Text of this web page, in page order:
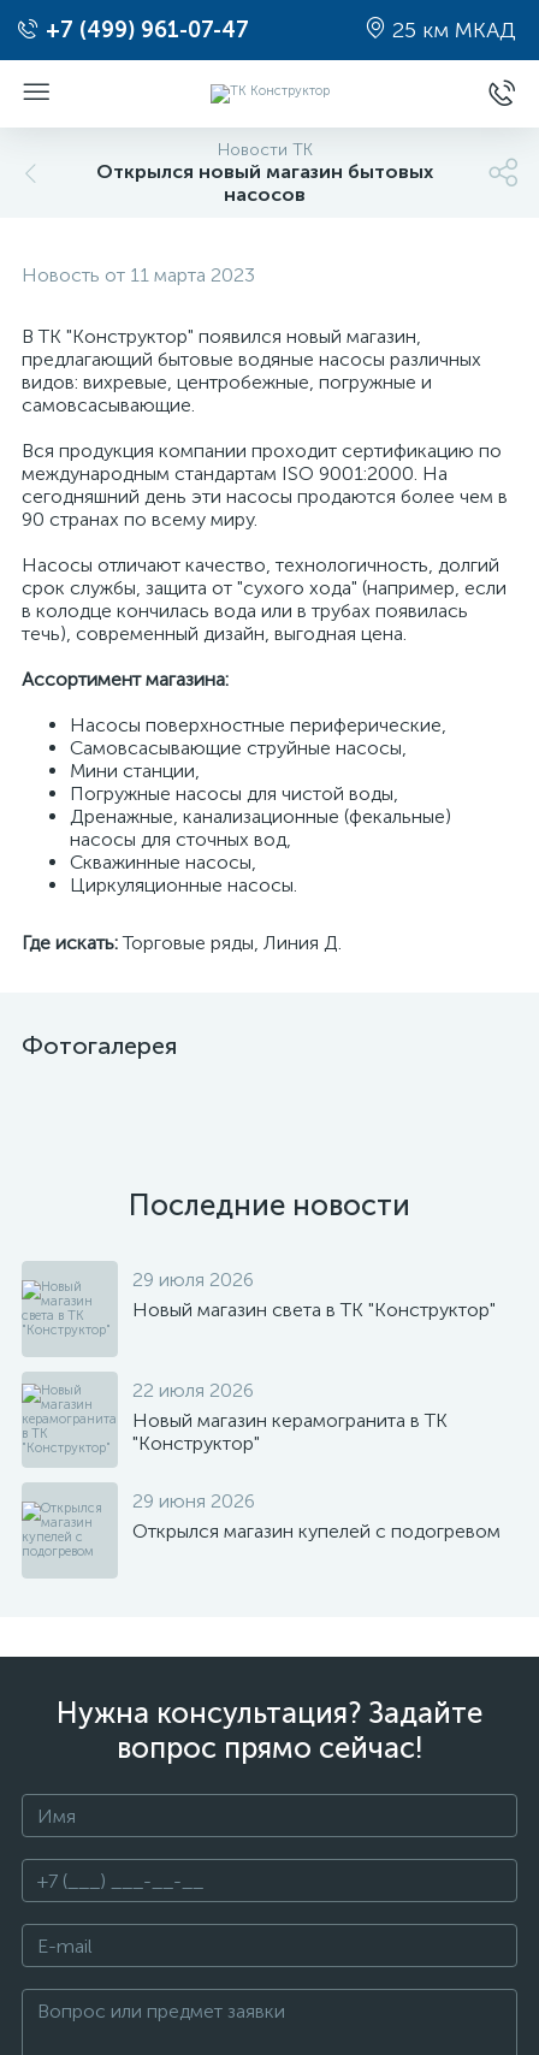
+7 (499) 961-07-47 25 км МКАД
Новости ТК
Открылся новый магазин бытовых
насосов
Новость от 11 марта 2023
В ТК "Конструктор" появился новый магазин,
предлагающий бытовые водяные насосы различных
видов: вихревые, центробежные, погружные и
самовсасывающие.
Вся продукция компании проходит сертификацию по
международным стандартам ISO 9001:2000. На
сегодняшний день эти насосы продаются более чем в
90 странах по всему миру.
Насосы отличают качество, технологичность, долгий
срок службы, защита от "сухого хода" (например, если
в колодце кончилась вода или в трубах появилась
течь), современный дизайн, выгодная цена.
Ассортимент магазина:
Насосы поверхностные периферические,
Самовсасывающие струйные насосы,
Мини станции,
Погружные насосы для чистой воды,
Дренажные, канализационные (фекальные)
насосы для сточных вод,
Скважинные насосы,
Циркуляционные насосы.
Где искать:Торговые ряды, Линия Д.
Фотогалерея
Последние новости
29 июля 2026
Новый магазин света в ТК "Конструктор"
22 июля 2026
Новый магазин керамогранита в ТК
"Конструктор"
29 июня 2026
Открылся магазин купелей с подогревом
Нужна консультация? Задайте
вопрос прямо сейчас!